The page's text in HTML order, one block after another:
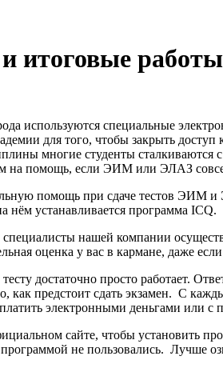
итоговые
используются специальные
для того, чтобы закрыть доступ
многие студенты
на помощь, если ЭИМ или ЭЛАЗ
помощь при сдаче тестов ЭИМ и
устанавливается программа
нашей компании
оценка у вас в кармане, даже
тесту достаточно просто работает.
как предстоит сдать экзамен. С
электронными деньгами или с
сайте, чтобы установить
не пользовались. Лучше